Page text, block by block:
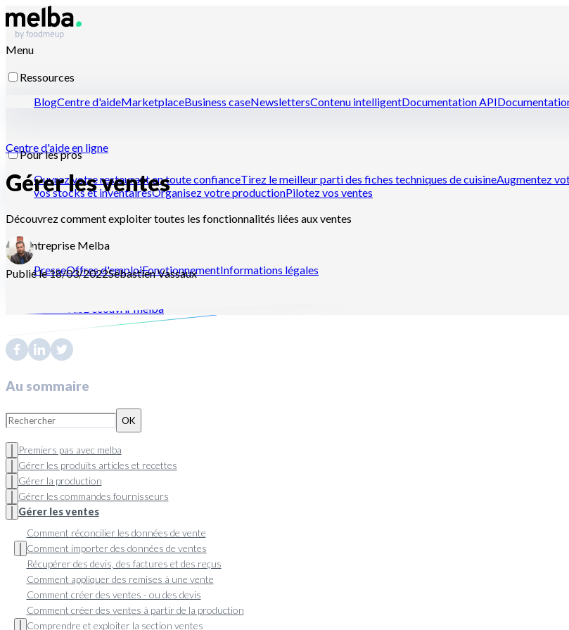
Menu
Ressources
BlogCentre d'aideMarketplaceBusiness caseNewslettersContenu intelligentDocumentation API
Pour les pros
Ouvrez votre restaurant en toute confianceTirez le meilleur parti des fiches techniques de cuisineAugmentez
vos stocks et inventairesOrganisez votre productionPilotez vos ventes
L'entreprise Melba
PresseOffres d'emploiFonctionnementInformations légales
Découvrir melba
Centre d'aide en ligne
Gérer les ventes
Découvrez comment exploiter toutes les fonctionnalités liées aux ventes
Publié le 18/03/2022SébastienVassaux
Au sommaire
OK
Premiers pas avec melba
Gérer les produits articles et recettes
Gérer la production
Gérer les commandes fournisseurs
Gérer les ventes
Comment réconcilier les données de vente
Comment importer des données de ventes
Récupérer des devis, des factures et des reçus
Comment appliquer des remises à une vente
Comment créer des ventes - ou des devis
Comment créer des ventes à partir de la production
Comprendre et exploiter la section ventes